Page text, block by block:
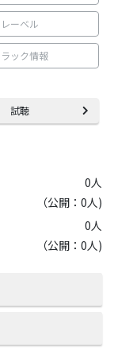
レーベル
ラック情報
試聴
0人
（公開：0人)
0人
（公開：0人)